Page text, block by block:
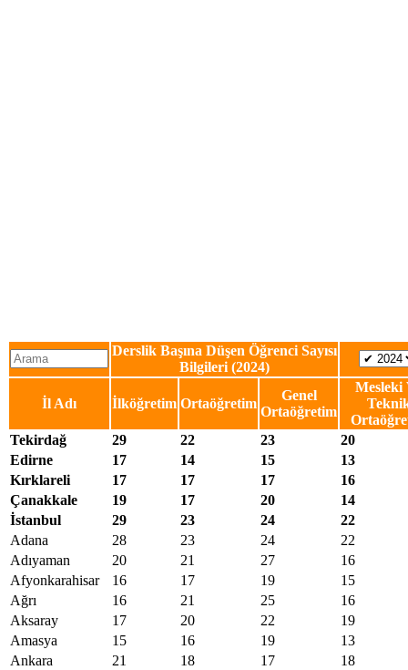
Derslik Başına Düşen Öğrenci Sayısı
Bilgileri (2024)
İl Adı İlköğretim Ortaöğretim
Genel
Ortaöğretim
Mesleki
Tekirdağ
29 22 23
20
Edirne
17 14 15
13
Kırklareli
17 17 17
16
Çanakkale
19 17 20
14
İstanbul
29 23 24
22
Adana
28 23 24
22
Adıyaman
20 21 27
16
Afyonkarahisar
16 17 19
15
Ağrı
16 21 25
16
Aksaray
17 20 22
19
Amasya
15 16 19
13
Ankara
21 18 17
18